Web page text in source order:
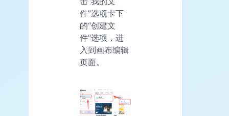
件”选项卡下
的“创建文
件”选项，进
入到画布编辑
页面。